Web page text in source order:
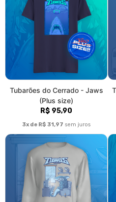
Tubarões do Cerrado - Shark
Champs (moletom)
R$ 160,90
sem juros
Tubarões do Cerrado - Shark
Champs (baby long)